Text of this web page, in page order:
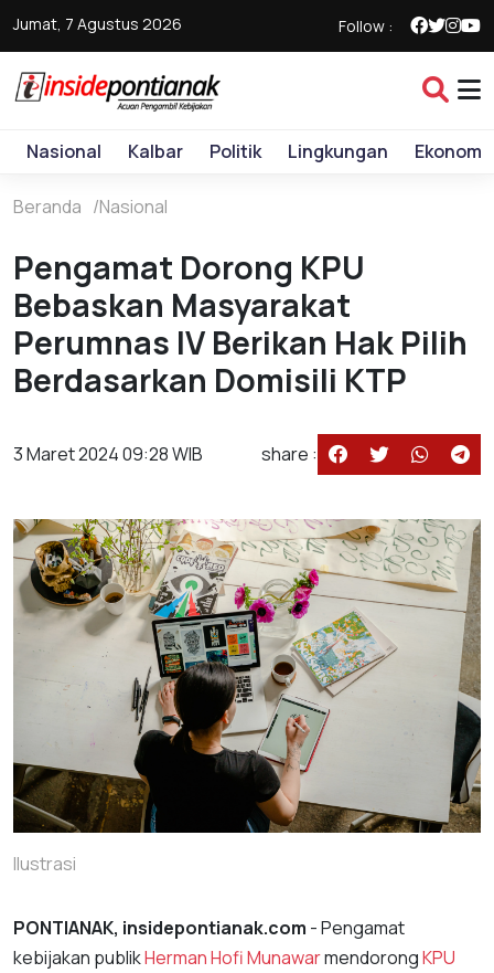
Jumat, 7 Agustus 2026 Follow :
Nasional Kalbar Politik Lingkungan Ekonomi
Beranda Nasional
Pengamat Dorong KPU
Bebaskan Masyarakat
Perumnas IV Berikan Hak Pilih
Berdasarkan Domisili KTP
3 Maret 2024 09:28 WIB share :
Ilustrasi
PONTIANAK, insidepontianak.com - Pengamat
kebijakan publikHerman Hofi MunawarmendorongKPU